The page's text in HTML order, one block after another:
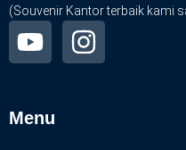
(Souvenir Kantor terbaik kami
Menu